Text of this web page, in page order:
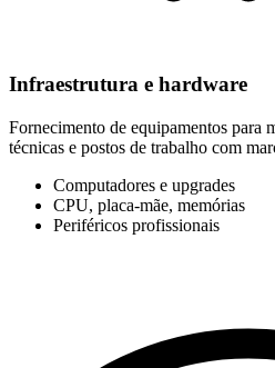
Infraestrutura e hardware
Fornecimento de equipamentos para
técnicas e postos de trabalho com
Computadores e upgrades
CPU, placa-mãe, memórias
Periféricos profissionais